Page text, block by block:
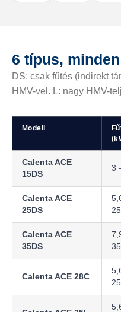
6 típus,
DS: csak fűtés (indirekt
HMV-vel. L: nagy HMV-
Modell
Calenta ACE
15DS
3
Calenta ACE
25DS
Calenta ACE
35DS
Calenta ACE 28C